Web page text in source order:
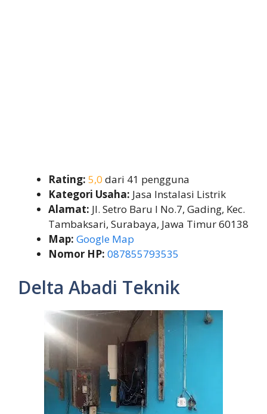
Rating: 5,0 dari 41 pengguna
Kategori Usaha: Jasa Instalasi Listrik
Alamat: Jl. Setro Baru I No.7, Gading, Kec.
Tambaksari, Surabaya, Jawa Timur 60138
Map: Google Map
Nomor HP: 087855793535
Delta Abadi Teknik